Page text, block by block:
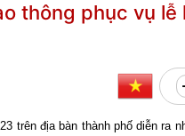
thông phục vụ lễ
trên địa bàn thành phố diễn ra